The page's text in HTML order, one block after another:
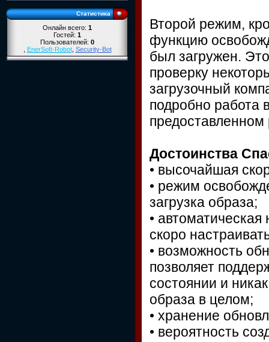
Статистика
Онлайн всего:1
Гостей:1
Пользователей:0
,EnerSoft-Robot,Security-Bot
Второй режим,
функцию
был загружен.
проверку
загрузочный
подробно работа
предоставленном
Достоинства
• высочайшая
• режим
загрузка образа;
• автоматическая
скоро
• возможность
позволяет
состоянии и
образа в целом;
• хранение
• вероятность